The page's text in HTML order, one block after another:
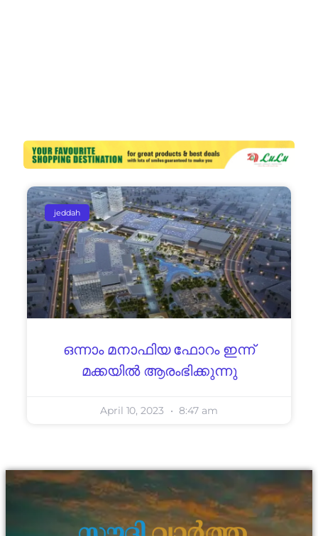
jeddah
ഒന്നാം മനാഫിയ ഫോറം ഇന്ന്
മക്കയിൽ ആരംഭിക്കുന്നു
April 10, 2023 8:47 am